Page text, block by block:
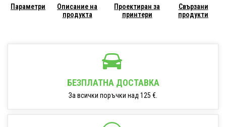
Параметри
Описание на
продукта
Проектиран за
принтери
Свързани
продукти
БЕЗПЛАТНА ДОСТАВКА
За всички поръчки над 125 €.